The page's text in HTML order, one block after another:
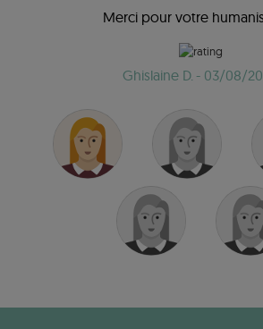
Merci pour votre
Ghislaine D. - 03/08/